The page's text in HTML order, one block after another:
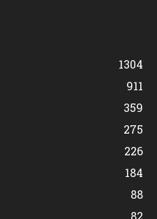
1304
911
359
275
226
184
88
82